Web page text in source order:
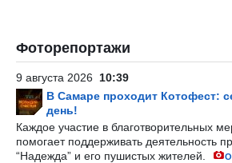
Фоторепортажи
9 августа 2026 10:39
В Самаре проходит Котофест:
день!
Каждое участие в благотворительных
помогает поддерживать деятельность
“Надежда” и его пушистых жителей.